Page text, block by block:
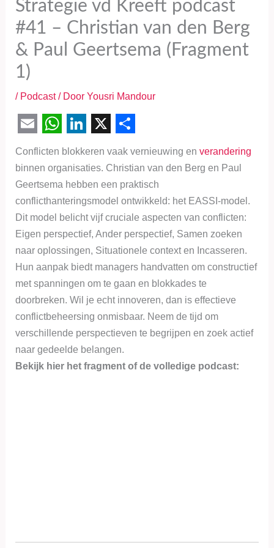
Strategie vd Kreeft podcast
#41 – Christian van den Berg
& Paul Geertsema (Fragment
1)
/ Podcast/ Door Yousri Mandour
E
m
a
i
l
W
h
a
t
s
A
p
p
L
i
n
k
e
d
I
n
S
h
a
r
e
Conflicten blokkeren vaak vernieuwing en verandering
binnen organisaties. Christian van den Berg en Paul
Geertsema hebben een praktisch
conflicthanteringsmodel ontwikkeld: het EASSI-model.
Dit model belicht vijf cruciale aspecten van conflicten:
Eigen perspectief, Ander perspectief, Samen zoeken
naar oplossingen, Situationele context en Incasseren.
Hun aanpak biedt managers handvatten om constructief
met spanningen om te gaan en blokkades te
doorbreken. Wil je echt innoveren, dan is effectieve
conflictbeheersing onmisbaar. Neem de tijd om
verschillende perspectieven te begrijpen en zoek actief
naar gedeelde belangen.
Bekijk hier het fragment of de volledige podcast: